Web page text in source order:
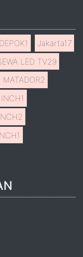
DEPOK1 Jakarta17
LED TV29
MATADOR2
1
2
1